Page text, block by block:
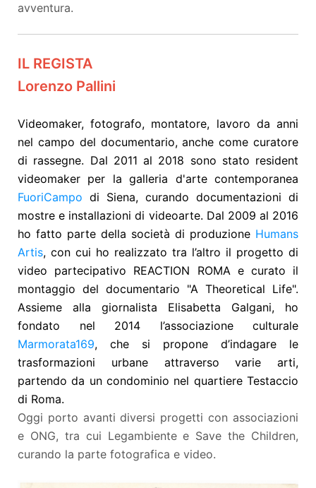
avventura.
IL REGISTA
Lorenzo Pallini
Videomaker, fotografo, montatore, lavoro da anni
nel campo del documentario, anche come curatore
di rassegne. Dal 2011 al 2018 sono stato resident
videomaker per la galleria d'arte contemporanea
FuoriCampo di Siena, curando documentazioni di
mostre e installazioni di videoarte. Dal 2009 al 2016
ho fatto parte della società di produzione Humans
Artis, con cui ho realizzato tra l’altro il progetto di
video partecipativo REACTION ROMA e curato il
montaggio del documentario "A Theoretical Life".
Assieme alla giornalista Elisabetta Galgani, ho
fondato nel 2014 l’associazione culturale
Marmorata169, che si propone d’indagare le
trasformazioni urbane attraverso varie arti,
partendo da un condominio nel quartiere Testaccio
di Roma.
Oggi porto avanti diversi progetti con associazioni
e ONG, tra cui Legambiente e Save the Children,
curando la parte fotografica e video.